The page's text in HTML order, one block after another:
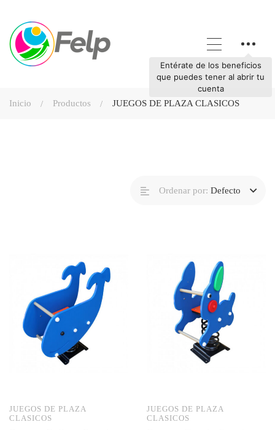
Inicio Productos JUEGOS DE PLAZA CLASICOS
Ordenar por: Defecto
JUEGOS DE PLAZA
CLASICOS
JUEGOS DE PLAZA
CLASICOS
Entérate de los beneficios
que puedes tener al abrir tu
cuenta